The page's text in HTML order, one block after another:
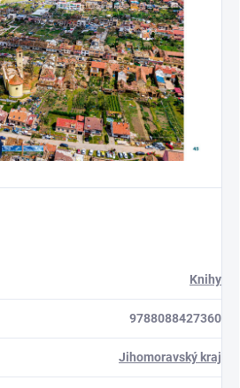
Knihy
9788088427360
Jihomoravský kraj